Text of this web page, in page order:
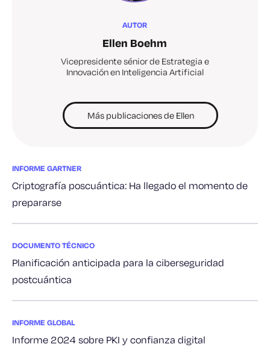
AUTOR
Ellen Boehm
Vicepresidente sénior de Estrategia e
Innovación en Inteligencia Artificial
Más publicaciones de Ellen
INFORME GARTNER
Criptografía poscuántica: Ha llegado el momento de
prepararse
DOCUMENTO TÉCNICO
Planificación anticipada para la ciberseguridad
postcuántica
INFORME GLOBAL
Informe 2024 sobre PKI y confianza digital